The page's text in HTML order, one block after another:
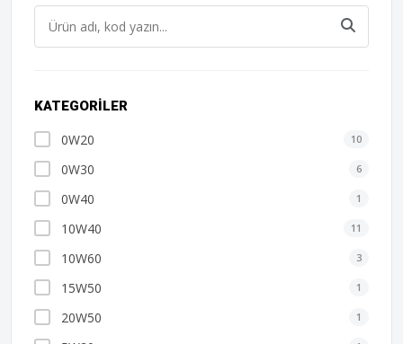
KATEGORILER
0W20 10
0W30 6
0W40 1
10W40 11
10W60 3
15W50 1
20W50 1